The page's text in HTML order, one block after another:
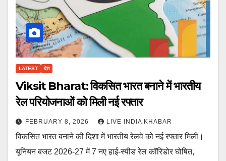
LATEST देश
Viksit Bharat: विकसित भारत बनाने में भारतीय
रेल परियोजनाओं को मिली नई रफ्तार
FEBRUARY 8, 2026 LIVE INDIA KHABAR
विकसित भारत बनाने की दिशा में भारतीय रेलवे को नई रफ्तार मिली।
यूनियन बजट 2026-27 में 7 नए हाई-स्पीड रेल कॉरिडोर घोषित,